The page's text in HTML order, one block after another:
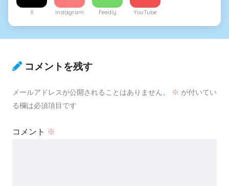
X Instagram Feedly YouTube
コメントを残す
メールアドレスが公開されることはありません。 ※ が付いてい
る欄は必須項目です
コメント ※